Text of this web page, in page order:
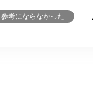
参考にならなかった